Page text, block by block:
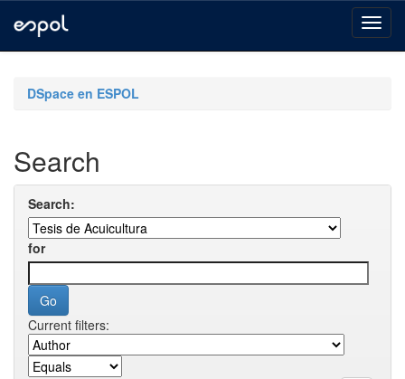
navigationDSpace en ESPOL
Search
Search:
for
Current filters: